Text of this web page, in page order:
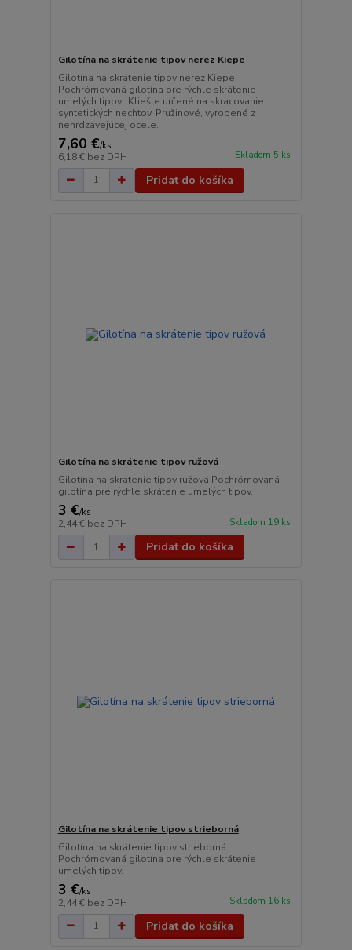
Gilotína na skrátenie tipov nerez Kiepe
Gilotína na skrátenie tipov nerez Kiepe
Pochrómovaná gilotína pre rýchle skrátenie
umelých tipov. Kliešte určené na skracovanie
syntetických nechtov. Pružinové, vyrobené z
nehrdzavejúcej ocele.
7,60 €/ks
6,18 € bez DPH Skladom 5 ks
Pridať do košíka
Gilotína na skrátenie tipov ružová
Gilotína na skrátenie tipov ružová Pochrómovaná
gilotína pre rýchle skrátenie umelých tipov.
3 €/ks
2,44 € bez DPH Skladom 19 ks
Pridať do košíka
Gilotína na skrátenie tipov strieborná
Gilotína na skrátenie tipov strieborná
Pochrómovaná gilotína pre rýchle skrátenie
umelých tipov.
3 €/ks
2,44 € bez DPH Skladom 16 ks
Pridať do košíka